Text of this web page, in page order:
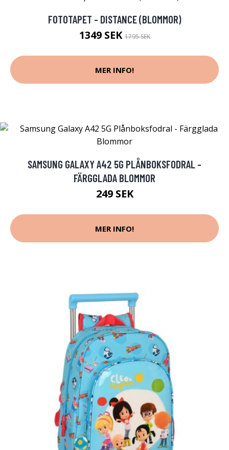
FOTOTAPET - DISTANCE (BLOMMOR)
1349 SEK1795 SEK
MER INFO!
SAMSUNG GALAXY A42 5G PLÅNBOKSFODRAL -
FÄRGGLADA BLOMMOR
249 SEK
MER INFO!